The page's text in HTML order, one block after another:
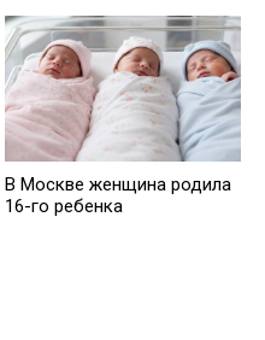
В Москве женщина родила
16-го ребенка